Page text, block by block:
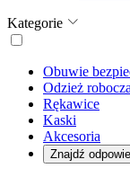
Kategorie
Obuwie
Odzież
Rękawice
Kaski
Akcesoria
Znajdź